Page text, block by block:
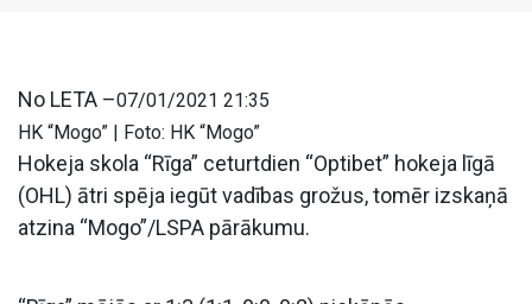
No LETA –07/01/2021 21:35
HK “Mogo” | Foto: HK “Mogo”
Hokeja skola “Rīga” ceturtdien “Optibet” hokeja līgā
(OHL) ātri spēja iegūt vadības grožus, tomēr izskaņā
atzina “Mogo”/LSPA pārākumu.